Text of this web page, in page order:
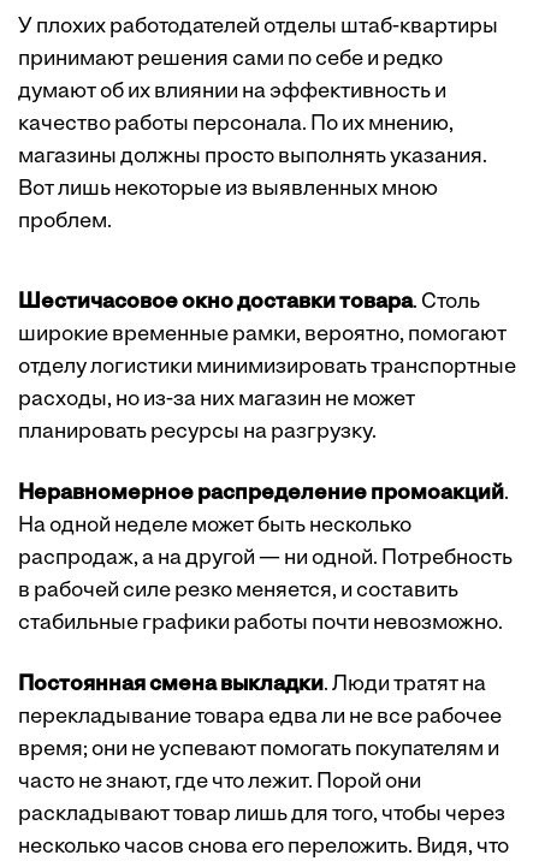
У плохих работодателей отделы штаб-квартиры
принимают решения сами по себе и редко
думают об их влиянии на эффективность и
качество работы персонала. По их мнению,
магазины должны просто выполнять указания.
Вот лишь некоторые из выявленных мною
проблем.
Шестичасовое окно доставки товара. Столь
широкие временные рамки, вероятно, помогают
отделу логистики минимизировать транспортные
расходы, но из-за них магазин не может
планировать ресурсы на разгрузку.
Неравномерное распределение промоакций.
На одной неделе может быть несколько
распродаж, а на другой — ни одной. Потребность
в рабочей силе резко меняется, и составить
стабильные графики работы почти невозможно.
Постоянная смена выкладки. Люди тратят на
перекладывание товара едва ли не все рабочее
время; они не успевают помогать покупателям и
часто не знают, где что лежит. Порой они
раскладывают товар лишь для того, чтобы через
несколько часов снова его переложить. Видя, что